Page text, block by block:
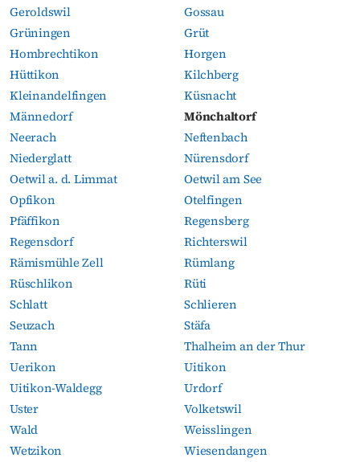
Geroldswil
Gossau
Grüningen
Grüt
Hombrechtikon
Horgen
Hüttikon
Kilchberg
Kleinandelfingen
Küsnacht
Männedorf
Mönchaltorf
Neerach
Neftenbach
Niederglatt
Nürensdorf
Oetwil a. d. Limmat
Oetwil am See
Opfikon
Otelfingen
Pfäffikon
Regensberg
Regensdorf
Richterswil
Rämismühle Zell
Rümlang
Rüschlikon
Rüti
Schlatt
Schlieren
Seuzach
Stäfa
Tann
Thalheim an der Thur
Uerikon
Uitikon
Uitikon-Waldegg
Urdorf
Uster
Volketswil
Wald
Weisslingen
Wetzikon
Wiesendangen